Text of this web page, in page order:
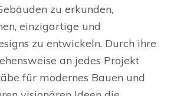
zu erkunden,
einzigartige und
zu entwickeln. Durch ihre
an jedes Projekt
für modernes Bauen und